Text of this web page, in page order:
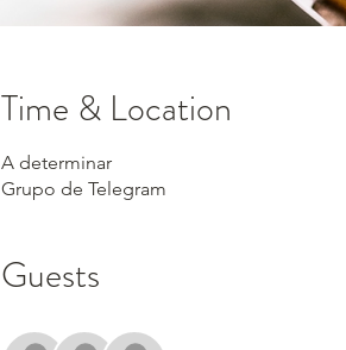
Time & Location
A determinar
Grupo de Telegram
Guests